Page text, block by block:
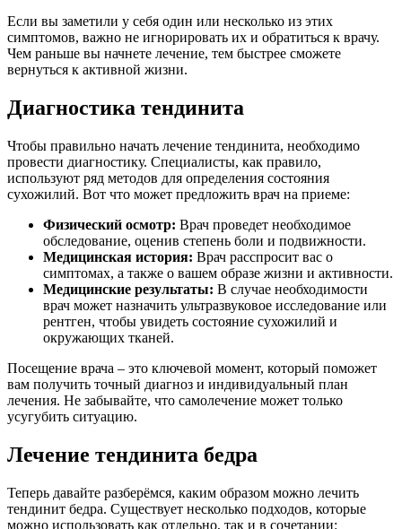
Если вы заметили у себя один или несколько из этих
симптомов, важно не игнорировать их и обратиться к врачу.
Чем раньше вы начнете лечение, тем быстрее сможете
вернуться к активной жизни.
Диагностика тендинита
Чтобы правильно начать лечение тендинита, необходимо
провести диагностику. Специалисты, как правило,
используют ряд методов для определения состояния
сухожилий. Вот что может предложить врач на приеме:
Физический осмотр: Врач проведет необходимое
обследование, оценив степень боли и подвижности.
Медицинская история: Врач расспросит вас о
симптомах, а также о вашем образе жизни и активности.
Медицинские результаты: В случае необходимости
врач может назначить ультразвуковое исследование или
рентген, чтобы увидеть состояние сухожилий и
окружающих тканей.
Посещение врача – это ключевой момент, который поможет
вам получить точный диагноз и индивидуальный план
лечения. Не забывайте, что самолечение может только
усугубить ситуацию.
Лечение тендинита бедра
Теперь давайте разберёмся, каким образом можно лечить
тендинит бедра. Существует несколько подходов, которые
можно использовать как отдельно, так и в сочетании: